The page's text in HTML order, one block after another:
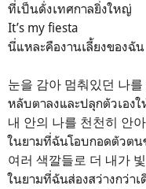
ที่เป็นดั่งเทศกาลยิ่งใหญ่
It’s my fiesta
นี่แหละคืองานเลี้ยงของฉัน
눈을 감아 멈춰있던 나를
หลับตาลงและปลุกตัวเอง
내 안의 나를 천천히 안
ในยามที่ฉันโอบกอดตัวตน
여러 색깔들로 더 내가
ในยามที่ฉันส่องสว่างกว่า